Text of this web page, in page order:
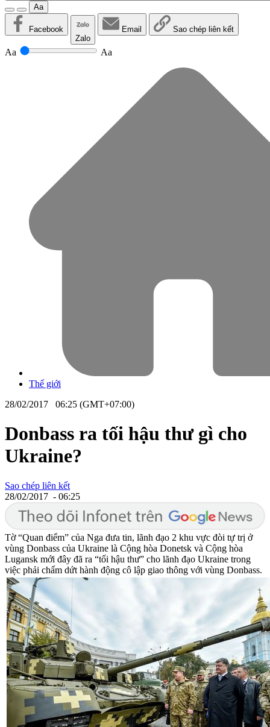
Aa
Facebook
Zalo
Email Sao chép liên kết
Aa Aa
Thế giới
28/02/2017 06:25 (GMT+07:00)
Donbass ra tối hậu thư gì cho
Ukraine?
Sao chép liên kết
28/02/2017 - 06:25
Tờ “Quan điểm” của Nga đưa tin, lãnh đạo 2 khu vực đòi tự trị ở
vùng Donbass của Ukraine là Cộng hòa Donetsk và Cộng hòa
Lugansk mới đây đã ra “tối hậu thư” cho lãnh đạo Ukraine trong
việc phải chấm dứt hành động cô lập giao thông với vùng Donbass.